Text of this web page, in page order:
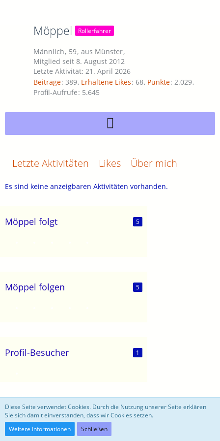
Möppel Rollerfahrer
Männlich 59 aus Münster
Mitglied seit 8. August 2012
Letzte Aktivität: 21. April 2026
Beiträge 389 Erhaltene Likes 68 Punkte 2.029
Profil-Aufrufe 5.645
Letzte Aktivitäten Likes Über mich
Es sind keine anzeigbaren Aktivitäten vorhanden.
Möppel folgt 5
Möppel folgen 5
Profil-Besucher 1
motoblog
Community-Software:
Diese Seite verwendet Cookies. Durch die Nutzung unserer Seite erklären
Sie sich damit einverstanden, dass wir Cookies setzen.
Weitere Informationen
Schließen